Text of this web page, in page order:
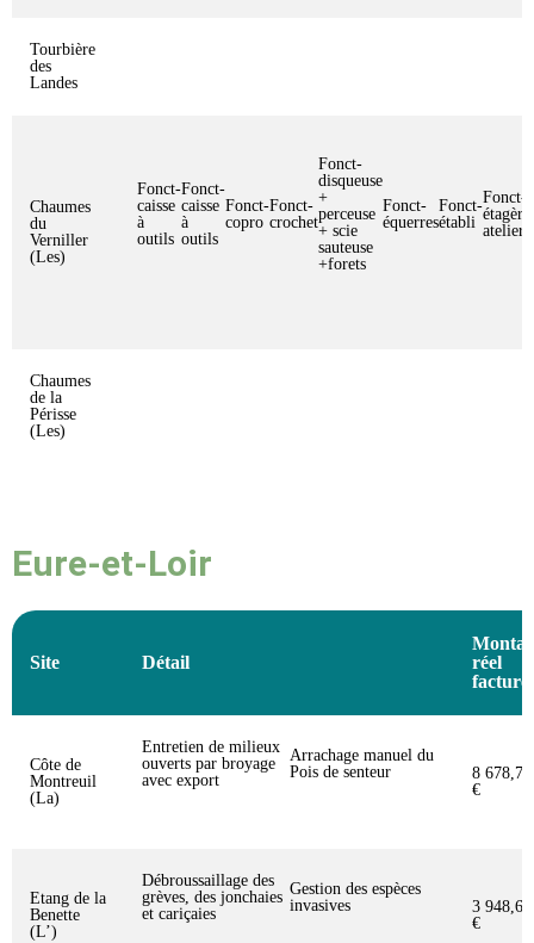
Tourbière
des
Landes
Chaumes
du
Verniller
(Les)
Fonct-
caisse
à
outils
Fonct-
caisse
à
outils
Fonct-
copro
Fonct-
crochet
Fonct-
disqueuse
+
perceuse
+ scie
sauteuse
+forets
Fonct-
équerres
Fonct-
établi
Fonct-
atelier
Chaumes
de la
Périsse
(Les)
Eure-et-Loir
Site Détail
réel
facturé
Côte de
Montreuil
(La)
Entretien de milieux
ouverts par broyage
avec export
Arrachage manuel du
Pois de senteur
8 678,75
€
Etang de la
Benette
(L’)
Débroussaillage des
grèves, des jonchaies
et cariçaies
Gestion des espèces
invasives
3 948,67
€